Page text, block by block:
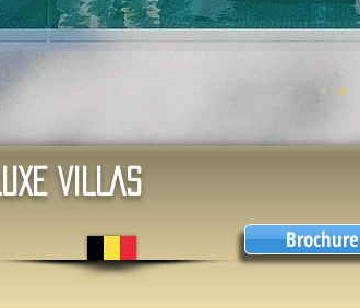
LUXE VILLAS
Brochure